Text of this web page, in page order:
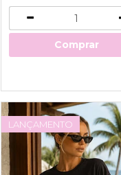
Comprar
LANÇAMENTO